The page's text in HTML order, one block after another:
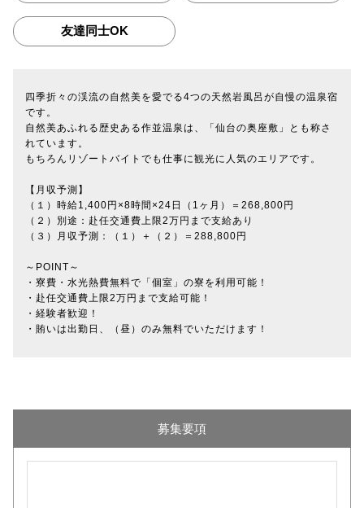
友達同士OK
四季折々の渓流の自然美を愛でる4つの天然岩風呂が自慢の温泉宿
です。
自然美あふれる歴史ある作並温泉は、「仙台の奥座敷」とも称さ
れています。
もちろんリゾートバイトでも仕事に観光に人気のエリアです。
【月収予測】
（１）時給1,400円×8時間×24日（1ヶ月）＝268,800円
（２）別途：赴任交通費上限2万円まで支給あり
（３）月収予測：（１）＋（２）＝288,800円
～POINT～
・寮費・水光熱費無料で「個室」の寮を利用可能！
・赴任交通費上限2万円まで支給可能！
・経験者歓迎！
・賄いは出勤日、（昼）のみ無料でいただけます！
募集要項